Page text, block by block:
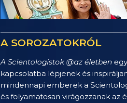
A SOROZATOKRÓL
A Scientologistok @az életben
kapcsolatba lépjenek és
mindennapi emberek a
és folyamatosan virágozzanak